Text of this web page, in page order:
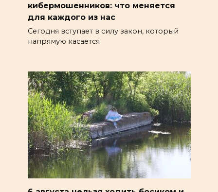
кибермошенников: что меняется
для каждого из нас
Сегодня вступает в силу закон, который
напрямую касается